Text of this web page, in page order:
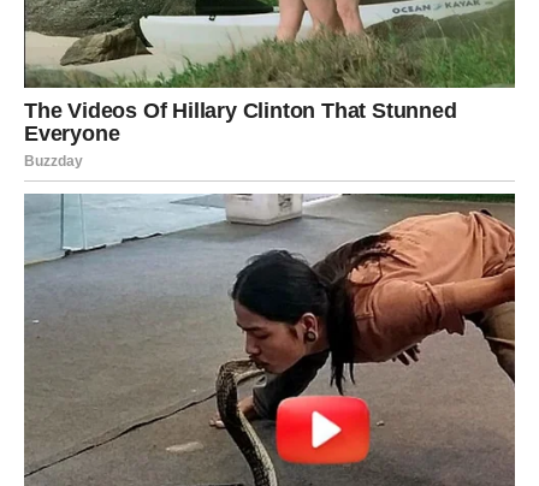
vjerovati sebi. Vraća im se samopouzdanje, energija i
želja za životom.
Poslije mnogo tuge, dolaze dani kada će mnogo češće
imati razlog za osmijeh.
OVAN
Ovnovi ulaze u period velikih promjena koje će ih
iznenaditi više nego što očekuju. Mnogo toga što je bilo
blokirano sada se konačno pokreće, a život počinje
donositi odgovore koje dugo čekaju.
U prethodnom periodu Ovnovi su imali osjećaj da stalno
moraju biti jaki za sve oko sebe. Nosili su mnogo